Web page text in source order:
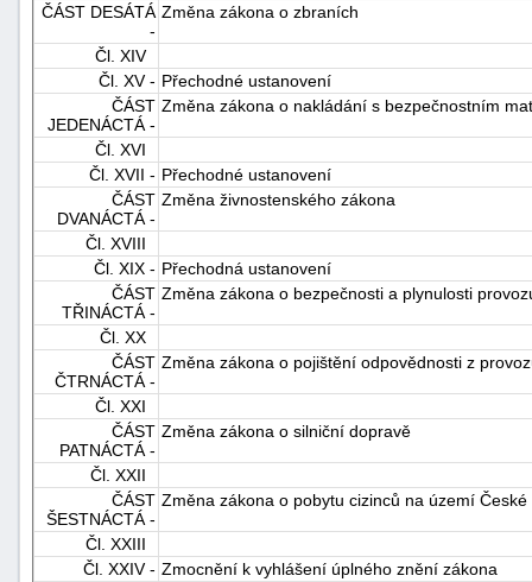
ČÁST DESÁTÁ
-
Změna zákona o zbraních
Čl. XIV
Čl. XV - Přechodné ustanovení
ČÁST
JEDENÁCTÁ -
Změna zákona o nakládání s bezpečnostním
Čl. XVI
Čl. XVII - Přechodné ustanovení
ČÁST
DVANÁCTÁ -
Změna živnostenského zákona
Čl. XVIII
Čl. XIX - Přechodná ustanovení
ČÁST
TŘINÁCTÁ -
Změna zákona o bezpečnosti a plynulosti
Čl. XX
ČÁST
ČTRNÁCTÁ -
Změna zákona o pojištění odpovědnosti z
Čl. XXI
ČÁST
PATNÁCTÁ -
Změna zákona o silniční dopravě
Čl. XXII
ČÁST
ŠESTNÁCTÁ -
Změna zákona o pobytu cizinců na území České
Čl. XXIII
Čl. XXIV - Zmocnění k vyhlášení úplného znění zákona
"náhradě
škod"